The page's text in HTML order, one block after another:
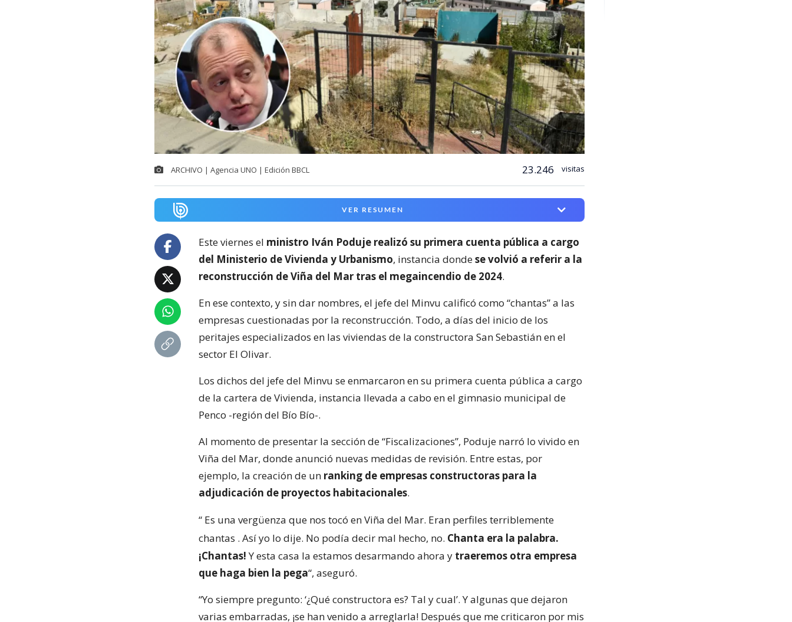
ARCHIVO | Agencia UNO | Edición BBCL 23.246 visitas
VER RESUMEN
Este viernes el ministro Iván Poduje realizó su primera cuenta pública a cargo
del Ministerio de Vivienda y Urbanismo, instancia dondese volvió a referir a la
reconstrucción de Viña del Mar tras el megaincendio de 2024.
En ese contexto, y sin dar nombres, el jefe del Minvu calificó como “chantas” a las
empresas cuestionadas por la reconstrucción. Todo, a días del inicio de los
peritajes especializados en las viviendas de la constructora San Sebastián en el
sector El Olivar.
Los dichos del jefe del Minvu se enmarcaron en su primera cuenta pública a cargo
de la cartera de Vivienda, instancia llevada a cabo en el gimnasio municipal de
Penco -región del Bío Bío-.
Al momento de presentar la sección de “Fiscalizaciones”, Poduje narró lo vivido en
Viña del Mar, donde anunció nuevas medidas de revisión. Entre estas, por
ejemplo, la creación de un ranking de empresas constructoras para la
adjudicación de proyectos habitacionales.
“ Es una vergüenza que nos tocó en Viña del Mar. Eran perfiles terriblemente
chantas . Así yo lo dije. No podía decir mal hecho, no. Chanta era la palabra.
¡Chantas!Y esta casa la estamos desarmando ahora y traeremos otra empresa
que haga bien la pega“, aseguró.
“Yo siempre pregunto: ‘¿Qué constructora es? Tal y cual’. Y algunas que dejaron
varias embarradas, ¡se han venido a arreglarla! Después que me criticaron por mis